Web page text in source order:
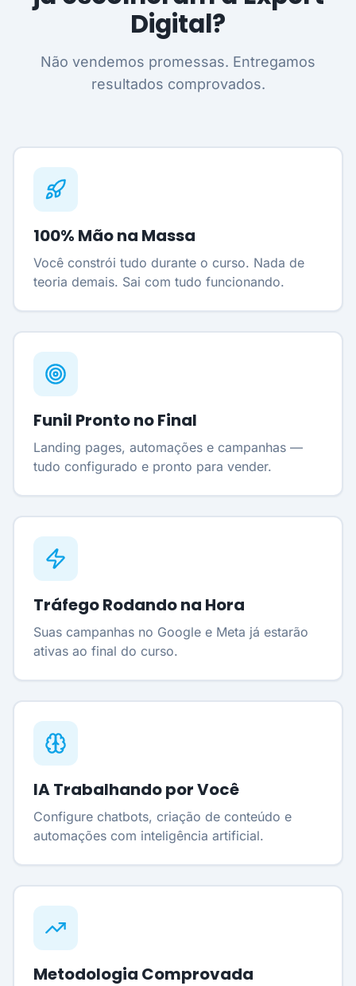
Digital?
Não vendemos promessas. Entregamos
resultados comprovados.
100% Mão na Massa
Você constrói tudo durante o curso. Nada de
teoria demais. Sai com tudo funcionando.
Funil Pronto no Final
Landing pages, automações e campanhas —
tudo configurado e pronto para vender.
Tráfego Rodando na Hora
Suas campanhas no Google e Meta já estarão
ativas ao final do curso.
IA Trabalhando por Você
Configure chatbots, criação de conteúdo e
automações com inteligência artificial.
Metodologia Comprovada